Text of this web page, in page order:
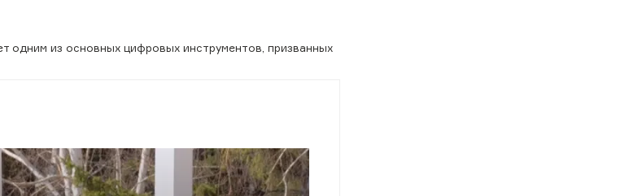
одним из основных цифровых инструментов, призванных